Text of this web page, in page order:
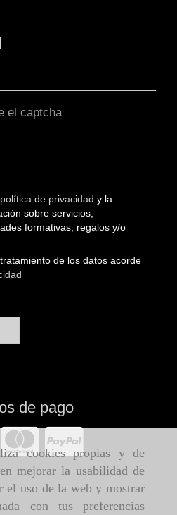
cookies propias y de
mejorar la usabilidad de
el uso de la web y mostrar
con tus preferencias
política de privacidad y la
sobre servicios,
formativas, regalos y/o
de los datos acorde
de pago